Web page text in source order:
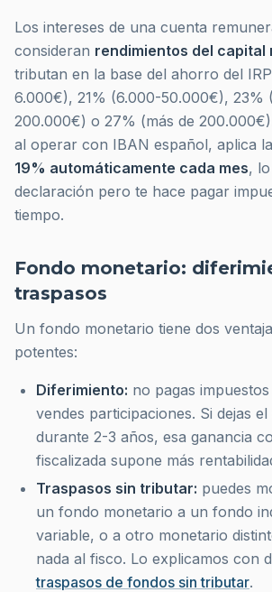
Los intereses de una cuenta
consideran rendimientos del capital
tributan en la base del ahorro del
6.000€), 21% (6.000-50.000€), 23%
200.000€) o 27% (más de
al operar con IBAN español, aplica la
19% automáticamente cada mes,
declaración pero te hace pagar
tiempo.
Fondo monetario:
traspasos
Un fondo monetario tiene dos
potentes:
Diferimiento: no pagas
vendes participaciones. Si dejas
durante 2-3 años, esa ganancia
fiscalizada supone más
Traspasos sin tributar: puedes
un fondo monetario a un fondo
variable, o a otro monetario
nada al fisco. Lo explicamos con
traspasos de fondos sin tributar.